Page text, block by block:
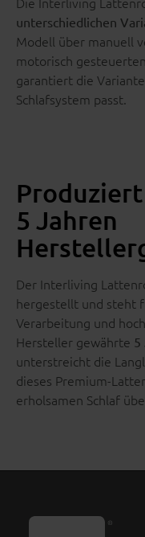
unterschiedlichen
Modell über manuell
motorisch
garantiert die
Schlafsystem passt.
5 Jahren
Der Interliving
hergestellt und steht
Verarbeitung und
Hersteller gewährte
unterstreicht die
dieses Premium-
erholsamen Schlaf